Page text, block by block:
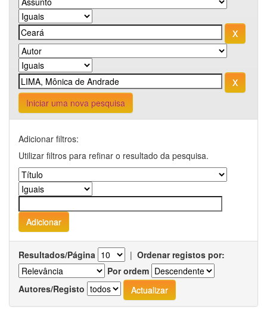
Iniciar uma nova pesquisa
Adicionar filtros:
Utilizar filtros para refinar o resultado da pesquisa.
Resultados/Página | Ordenar registos por:
Por ordem
Autores/Registo